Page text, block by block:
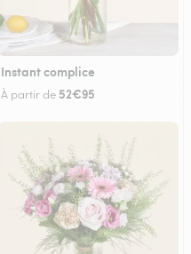
Instant complice
À partir de 52€95